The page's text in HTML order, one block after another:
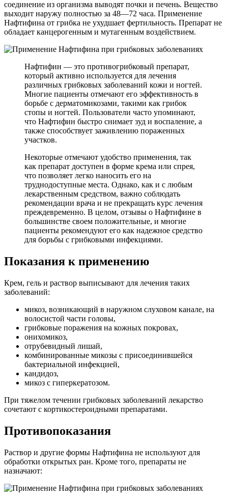
соединение из организма выводят почки и печень. Вещество
выходит наружу полностью за 48—72 часа. Применение
Нафтифина от грибка не ухудшает фертильность. Препарат не
обладает канцерогенным и мутагенным воздействием.
Нафтифин — это противогрибковый препарат,
который активно используется для лечения
различных грибковых заболеваний кожи и ногтей.
Многие пациенты отмечают его эффективность в
борьбе с дерматомикозами, такими как грибок
стопы и ногтей. Пользователи часто упоминают,
что Нафтифин быстро снимает зуд и воспаление, а
также способствует заживлению пораженных
участков.
Некоторые отмечают удобство применения, так
как препарат доступен в форме крема или спрея,
что позволяет легко наносить его на
труднодоступные места. Однако, как и с любым
лекарственным средством, важно соблюдать
рекомендации врача и не прекращать курс лечения
преждевременно. В целом, отзывы о Нафтифине в
большинстве своем положительные, и многие
пациенты рекомендуют его как надежное средство
для борьбы с грибковыми инфекциями.
Показания к применению
Крем, гель и раствор выписывают для лечения таких
заболеваний:
микоз, возникающий в наружном слуховом канале, на
волосистой части головы,
грибковые поражения на кожных покровах,
онихомикоз,
отрубевидный лишай,
комбинированные микозы с присоединившейся
бактериальной инфекцией,
кандидоз,
микоз с гиперкератозом.
При тяжелом течении грибковых заболеваний лекарство
сочетают с кортикостероидными препаратами.
Противопоказания
Раствор и другие формы Нафтифина не используют для
обработки открытых ран. Кроме того, препараты не
назначают: